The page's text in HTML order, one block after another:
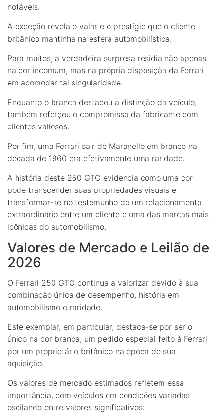
notáveis.
A exceção revela o valor e o prestígio que o cliente
britânico mantinha na esfera automobilística.
Para muitos, a verdadeira surpresa residia não apenas
na cor incomum, mas na própria disposição da Ferrari
em acomodar tal singularidade.
Enquanto o branco destacou a distinção do veículo,
também reforçou o compromisso da fabricante com
clientes valiosos.
Por fim, uma Ferrari sair de Maranello em branco na
década de 1960 era efetivamente uma raridade.
A história deste 250 GTO evidencia como uma cor
pode transcender suas propriedades visuais e
transformar-se no testemunho de um relacionamento
extraordinário entre um cliente e uma das marcas mais
icônicas do automobilismo.
Valores de Mercado e Leilão de
2026
O Ferrari 250 GTO continua a valorizar devido à sua
combinação única de desempenho, história em
automobilismo e raridade.
Este exemplar, em particular, destaca-se por ser o
único na cor branca, um pedido especial feito à Ferrari
por um proprietário britânico na época de sua
aquisição.
Os valores de mercado estimados refletem essa
importância, com veículos em condições variadas
oscilando entre valores significativos: